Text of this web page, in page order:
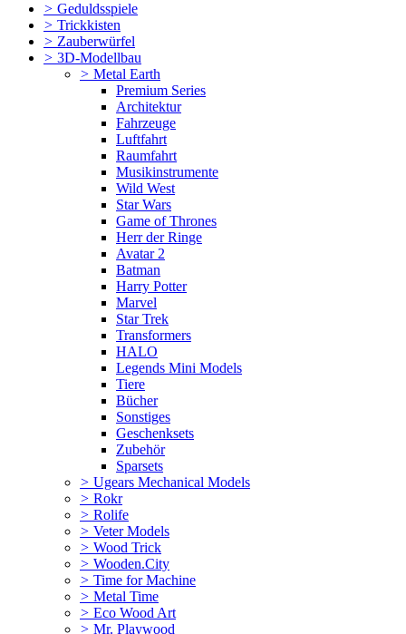
> Geduldsspiele
> Trickkisten
> Zauberwürfel
> 3D-Modellbau
> Metal Earth
Premium Series
Architektur
Fahrzeuge
Luftfahrt
Raumfahrt
Musikinstrumente
Wild West
Star Wars
Game of Thrones
Herr der Ringe
Avatar 2
Batman
Harry Potter
Marvel
Star Trek
Transformers
HALO
Legends Mini Models
Tiere
Bücher
Sonstiges
Geschenksets
Zubehör
Sparsets
> Ugears Mechanical Models
> Rokr
> Rolife
> Veter Models
> Wood Trick
> Wooden.City
> Time for Machine
> Metal Time
> Eco Wood Art
> Mr. Playwood